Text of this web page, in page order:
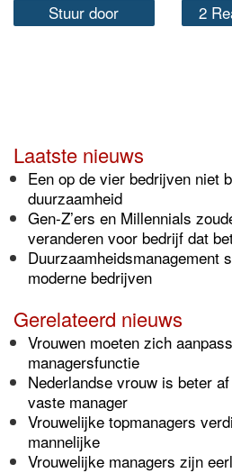
Stuur door 2
Laatste nieuws
Een op de vier bedrijven niet
duurzaamheid
Gen-Z’ers en Millennials
veranderen voor bedrijf dat
Duurzaamheidsmanagement
moderne bedrijven
Gerelateerd nieuws
Vrouwen moeten zich
managersfunctie
Nederlandse vrouw is beter
vaste manager
Vrouwelijke topmanagers
mannelijke
Vrouwelijke managers zijn